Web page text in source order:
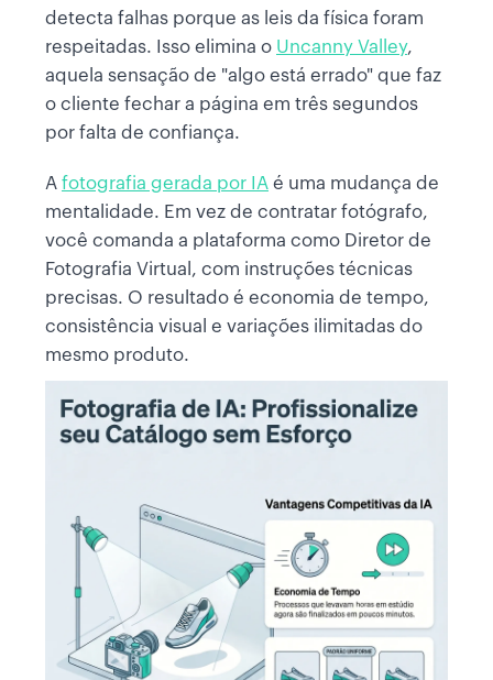
detecta falhas porque as leis da física foram
respeitadas. Isso elimina o Uncanny Valley,
aquela sensação de "algo está errado" que faz
o cliente fechar a página em três segundos
por falta de confiança.
A fotografia gerada por IA é uma mudança de
mentalidade. Em vez de contratar fotógrafo,
você comanda a plataforma como Diretor de
Fotografia Virtual, com instruções técnicas
precisas. O resultado é economia de tempo,
consistência visual e variações ilimitadas do
mesmo produto.